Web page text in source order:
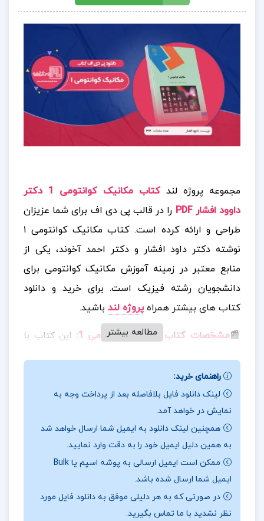
مجموعه پروژه لند
کتاب مکانیک کوانتومی 1 دکتر
داوود افشار PDF
را در قالب پی دی اف برای شما عزیزان
طراحی و ارائه کرده است. کتاب مکانیک کوانتومی ۱
نوشته دکتر داود افشار و دکتر احمد آخوند، یکی از
منابع معتبر در زمینه آموزش مکانیک کوانتومی برای
دانشجویان رشته فیزیک است. برای خرید و دانلود
کتاب های بیشتر همراهپروژه لند باشید.
📰مشخصات کتاب مکانیک کوانتومی 1 : این کتاب با
زبان ساده و با ارائه مثال‌ها و تمرین‌های مختلف توضیح
می‌دهد. کتاب به طور ویژه برای تدریس در دانشگاه‌های
ایران طراحی شده و به بررسی اصول اولیه مکانیک
کوانتومی، ویژگی‌های ذرات کوانتومی، اصل عدم قطعیت،
تابع موج و معادلات مربوط به آن، و دیگر مفاهیم پایه‌ای
این شاخه از فیزیک می‌پردازد.
📖بخشی از کتاب مکانیک کوانتومی 1 :علاوه بر مباحث
نظری، کتاب شامل سوالات تمرینی و حل مسائل مختلف
مطالعه بیشتر
راهنمای خرید:
لینک دانلود فایل بلافاصله بعد از پرداخت وجه به
نمایش در خواهد آمد.
همچنین لینک دانلود به ایمیل شما ارسال خواهد شد
به همین دلیل ایمیل خود را به دقت وارد نمایید.
ممکن است ایمیل ارسالی به پوشه اسپم یا Bulk
ایمیل شما ارسال شده باشد.
در صورتی که به هر دلیلی موفق به دانلود فایل مورد
نظر نشدید با ما تماس بگیرید.